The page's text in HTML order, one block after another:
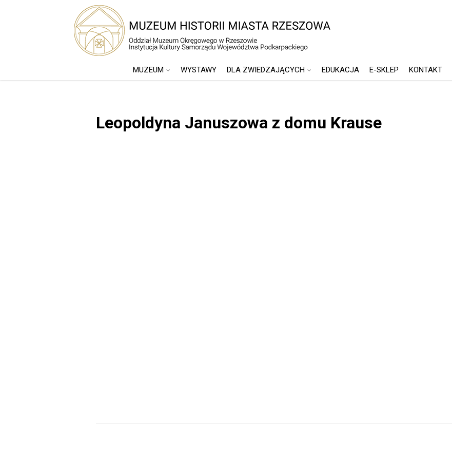
MUZEUM WYSTAWY DLA ZWIEDZAJĄCYCH EDUKACJA E-SKLEP KONTAKT
Leopoldyna Januszowa z domu Krause